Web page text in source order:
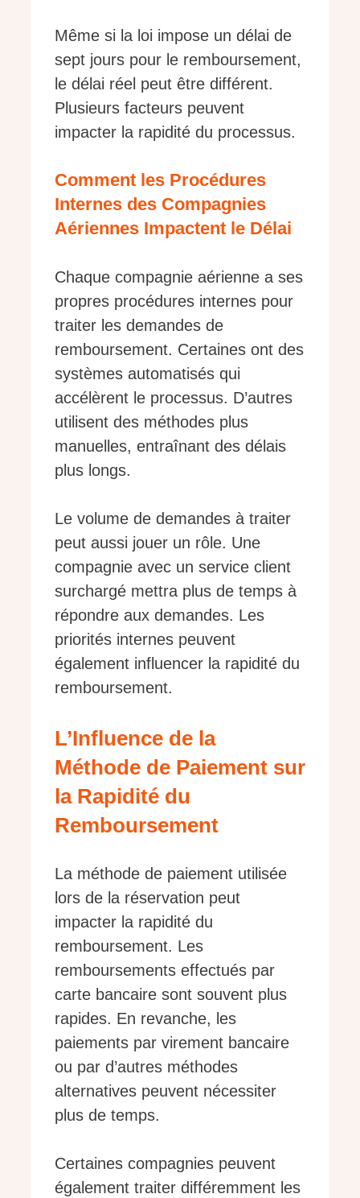
Même si la loi impose un délai de
sept jours pour le remboursement,
le délai réel peut être différent.
Plusieurs facteurs peuvent
impacter la rapidité du processus.
Comment les Procédures
Internes des Compagnies
Aériennes Impactent le Délai
Chaque compagnie aérienne a ses
propres procédures internes pour
traiter les demandes de
remboursement. Certaines ont des
systèmes automatisés qui
accélèrent le processus. D’autres
utilisent des méthodes plus
manuelles, entraînant des délais
plus longs.
Le volume de demandes à traiter
peut aussi jouer un rôle. Une
compagnie avec un service client
surchargé mettra plus de temps à
répondre aux demandes. Les
priorités internes peuvent
également influencer la rapidité du
remboursement.
L’Influence de la
Méthode de Paiement sur
la Rapidité du
Remboursement
La méthode de paiement utilisée
lors de la réservation peut
impacter la rapidité du
remboursement. Les
remboursements effectués par
carte bancaire sont souvent plus
rapides. En revanche, les
paiements par virement bancaire
ou par d’autres méthodes
alternatives peuvent nécessiter
plus de temps.
Certaines compagnies peuvent
également traiter différemment les